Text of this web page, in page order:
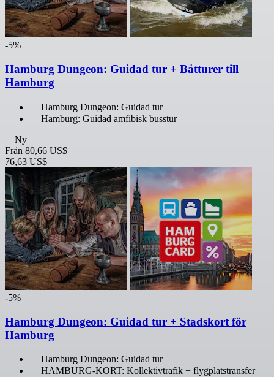
-5%
Hamburg Dungeon: Guidad tur + Båtturer till
Hamburg
Hamburg Dungeon: Guidad tur
Hamburg: Guidad amfibisk busstur
Ny
Från 80,66 US$
76,63 US$
-5%
Hamburg Dungeon: Guidad tur + Stadskort för
Hamburg
Hamburg Dungeon: Guidad tur
HAMBURG-KORT: Kollektivtrafik + flygplatstransfer